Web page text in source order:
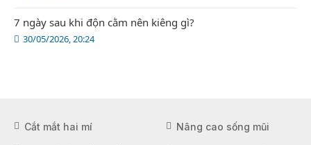
30/05/2026, 20:24
7 ngày sau khi độn cằm nên kiêng gì?
Cắt mắt hai mí Nâng cao sống mũi